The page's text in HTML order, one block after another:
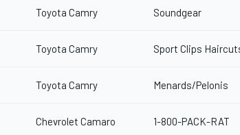
Toyota Camry Soundgear
Toyota Camry Sport Clips
Toyota Camry Menards/Pelonis
Chevrolet Camaro 1-800-PACK-RAT